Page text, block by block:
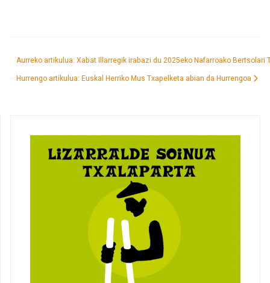
Aurreko artikulua: Xabat Illarregik irabazi du 2025eko Nafarroako Bertsolari
Hurrengo artikulua: Euskal Herriko Mus Txapelketa abian da Hurrengoa